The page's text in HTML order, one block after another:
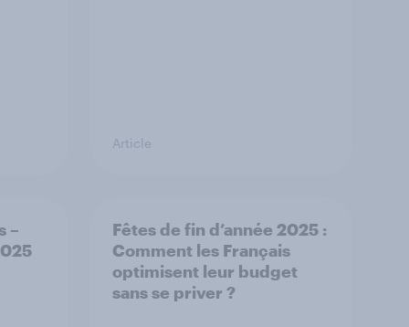
Article
–
Fêtes de fin d’année 2025 :
Comment les Français
optimisent leur budget
sans se priver ?